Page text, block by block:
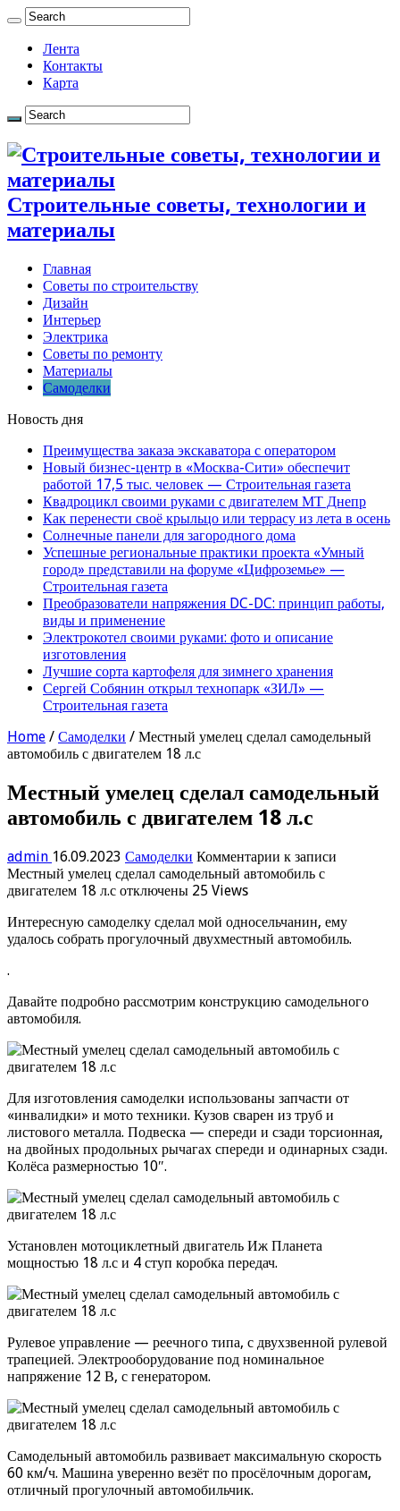
Лента
Контакты
Карта
Строительные советы, технологии и
материалы
Главная
Советы по строительству
Дизайн
Интерьер
Электрика
Советы по ремонту
Материалы
Самоделки
Новость дня
Преимущества заказа экскаватора с оператором
Новый бизнес-центр в «Москва-Сити» обеспечит
работой 17,5 тыс. человек — Строительная газета
Квадроцикл своими руками с двигателем МТ Днепр
Как перенести своё крыльцо или террасу из лета в осень
Солнечные панели для загородного дома
Успешные региональные практики проекта «Умный
город» представили на форуме «Цифроземье» —
Строительная газета
Преобразователи напряжения DC-DC: принцип работы,
виды и применение
Электрокотел своими руками: фото и описание
изготовления
Лучшие сорта картофеля для зимнего хранения
Сергей Собянин открыл технопарк «ЗИЛ» —
Строительная газета
Home / Самоделки / Местный умелец сделал самодельный
автомобиль с двигателем 18 л.с
Местный умелец сделал самодельный
автомобиль с двигателем 18 л.с
admin 16.09.2023 Самоделки Комментарии к записи
Местный умелец сделал самодельный автомобиль с
двигателем 18 л.с отключены 25 Views
Интересную самоделку сделал мой односельчанин, ему
удалось собрать прогулочный двухместный автомобиль.
.
Давайте подробно рассмотрим конструкцию самодельного
автомобиля.
Для изготовления самоделки использованы запчасти от
«инвалидки» и мото техники. Кузов сварен из труб и
листового металла. Подвеска — спереди и сзади торсионная,
на двойных продольных рычагах спереди и одинарных сзади.
Колёса размерностью 10″.
Установлен мотоциклетный двигатель Иж Планета
мощностью 18 л.с и 4 ступ коробка передач.
Рулевое управление — реечного типа, с двухзвенной рулевой
трапецией. Электрооборудование под номинальное
напряжение 12 В, с генератором.
Самодельный автомобиль развивает максимальную скорость
60 км/ч. Машина уверенно везёт по просёлочным дорогам,
отличный прогулочный автомобильчик.